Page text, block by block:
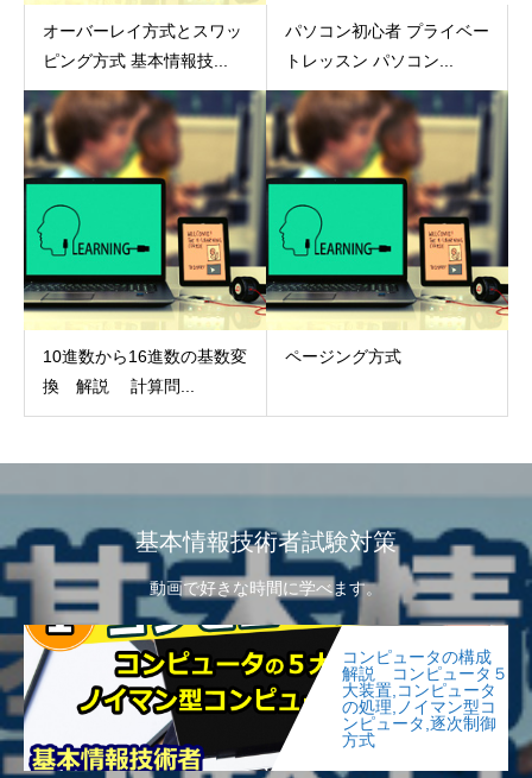
オーバーレイ方式とスワッ
ピング方式 基本情報技...
パソコン初心者 プライベー
トレッスン パソコン...
10進数から16進数の基数変
換 解説 計算問...
ページング方式
基本情報技術者試験対策
動画で好きな時間に学べます。
コンピュータの構成
解説 コンピュータ５
大装置,コンピュータ
の処理,ノイマン型コ
ンピュータ,逐次制御
方式